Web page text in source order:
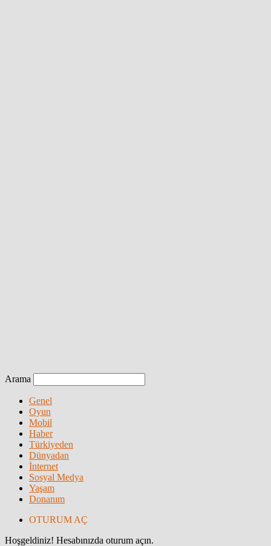
Arama
Genel
Oyun
Mobil
Haber
Türkiyeden
Dünyadan
İnternet
Sosyal Medya
Yaşam
Donanım
OTURUM AÇ
Hoşgeldiniz! Hesabınızda oturum açın.